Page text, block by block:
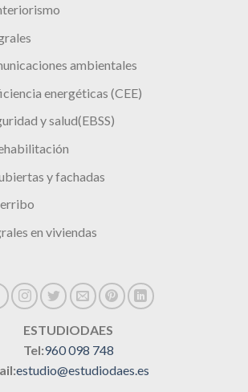
ambientales
energéticas (CEE)
y salud(EBSS)
y fachadas
en viviendas
ESTUDIODAES
Tel:960 098 748
estudio@estudiodaes.es